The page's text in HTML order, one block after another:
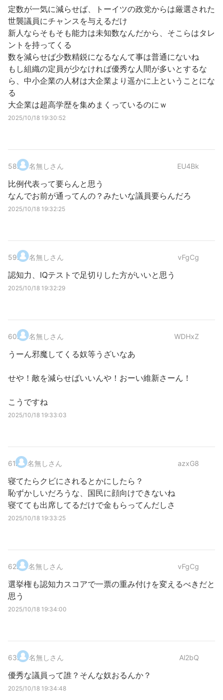
定数が一気に減らせば、トーイツの政党からは厳選された
世襲議員にチャンスを与えるだけ
新人ならそもそも能力は未知数なんだから、そこらはタレ
ントを持ってくる
数を減らせば少数精鋭になるなんて事は普通にないね
もし組織の定員が少なければ優秀な人間が多いとするな
ら、中小企業の人材は大企業より遥かに上ということにな
る
大企業は超高学歴を集めまくっているのにｗ
2025/10/18 19:30:52
58. 名無しさん EU4Bk
比例代表って要らんと思う
なんでお前が通ってんの？みたいな議員要らんだろ
2025/10/18 19:32:25
59. 名無しさん vFgCg
認知力、IQテストで足切りした方がいいと思う
2025/10/18 19:32:29
60. 名無しさん WDHxZ
うーん邪魔してくる奴等うざいなあ
せや！敵を減らせばいいんや！おーい維新さーん！
こうですね
2025/10/18 19:33:03
61. 名無しさん azxG8
寝てたらクビにされるとかにしたら？
恥ずかしいだろうな、国民に顔向けできないね
寝てても出席してるだけで金もらってんだしさ
2025/10/18 19:33:25
62. 名無しさん vFgCg
選挙権も認知力スコアで一票の重み付けを変えるべきだと
思う
2025/10/18 19:34:00
63. 名無しさん Al2bQ
優秀な議員って誰？そんな奴おるんか？
2025/10/18 19:34:48